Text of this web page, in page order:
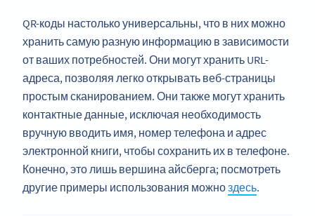
QR-коды настолько универсальны, что в них можно
хранить самую разную информацию в зависимости
от ваших потребностей. Они могут хранить URL-
адреса, позволяя легко открывать веб-страницы
простым сканированием. Они также могут хранить
контактные данные, исключая необходимость
вручную вводить имя, номер телефона и адрес
электронной книги, чтобы сохранить их в телефоне.
Конечно, это лишь вершина айсберга; посмотреть
другие примеры использования можноздесь.